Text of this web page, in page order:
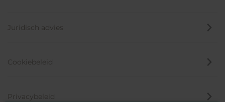
Juridisch advies
Cookiebeleid
Privacybeleid